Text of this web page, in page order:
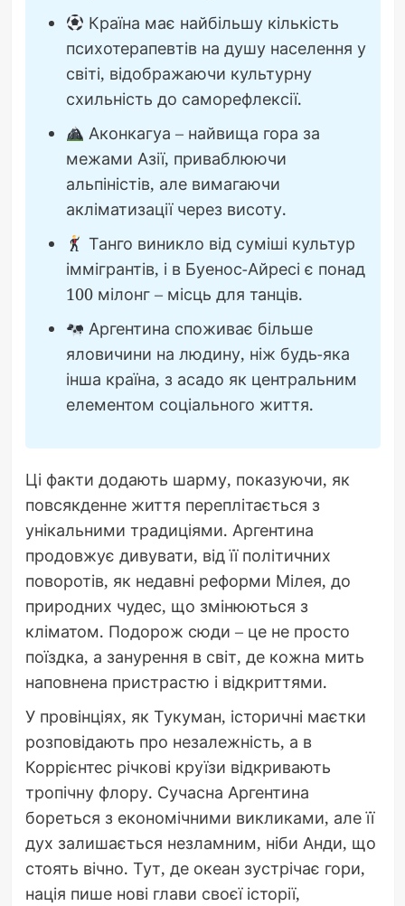
Країна має найбільшу кількість
психотерапевтів на душу населення у
світі, відображаючи культурну
схильність до саморефлексії.
Аконкагуа – найвища гора за
межами Азії, приваблюючи
альпіністів, але вимагаючи
акліматизації через висоту.
Танго виникло від суміші культур
іммігрантів, і в Буенос-Айресі є понад
100 мілонг – місць для танців.
Аргентина споживає більше
яловичини на людину, ніж будь-яка
інша країна, з асадо як центральним
елементом соціального життя.
Ці факти додають шарму, показуючи, як
повсякденне життя переплітається з
унікальними традиціями. Аргентина
продовжує дивувати, від її політичних
поворотів, як недавні реформи Мілея, до
природних чудес, що змінюються з
кліматом. Подорож сюди – це не просто
поїздка, а занурення в світ, де кожна мить
наповнена пристрастю і відкриттями.
У провінціях, як Тукуман, історичні маєтки
розповідають про незалежність, а в
Коррієнтес річкові круїзи відкривають
тропічну флору. Сучасна Аргентина
бореться з економічними викликами, але її
дух залишається незламним, ніби Анди, що
стоять вічно. Тут, де океан зустрічає гори,
нація пише нові глави своєї історії,